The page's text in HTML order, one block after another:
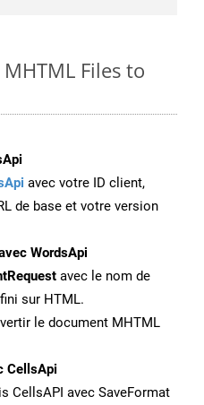
Files to
avec votre ID client,
de base et votre version
WordsApi
avec le nom de
sur HTML.
le document MHTML
CellsApi
CellsAPI avec SaveFormat